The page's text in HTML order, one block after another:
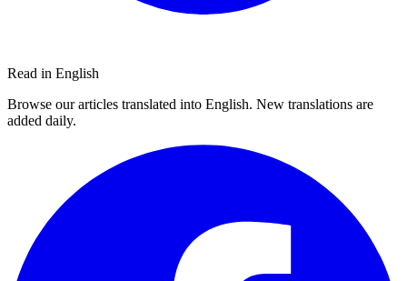
Read in English
Browse our articles translated into English. New translations are
added daily.